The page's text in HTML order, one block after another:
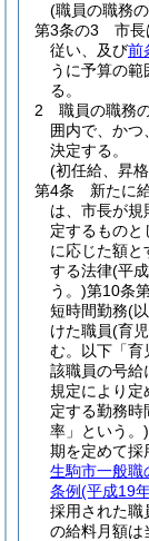
(職員の職務
第3条の3
市長
従い、及び前
うに予算の
る。
2
職員の職務
囲内で、か
決定する。
(初任給、昇
第4条
新たに
は、市長が
定するもの
に応じた額と
する法律(平
う。)第10条
短時間勤務(
けた職員(育
む。以下「育
該職員の号給
規定により定
定する勤務時
率」という。)
期を定めて採
生駒市一般職
条例(平成19
採用された職
の給料月額は